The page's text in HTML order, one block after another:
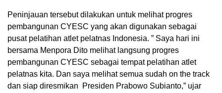
Peninjauan tersebut dilakukan untuk melihat progres
pembangunan CYESC yang akan digunakan sebagai
pusat pelatihan atlet pelatnas Indonesia. ” Saya hari ini
bersama Menpora Dito melihat langsung progres
pembangunan CYESC sebagai tempat pelatihan atlet
pelatnas kita. Dan saya melihat semua sudah on the track
dan siap diresmikan Presiden Prabowo Subianto,” ujar